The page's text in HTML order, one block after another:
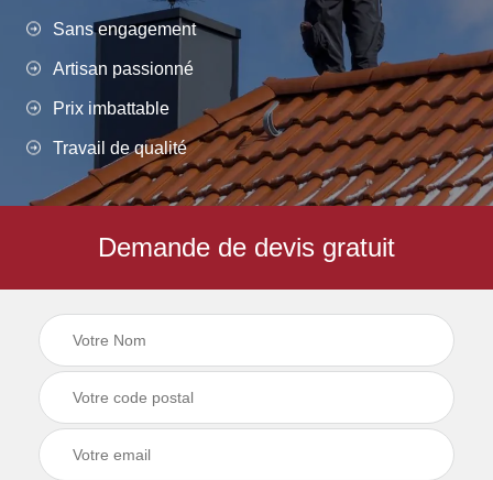
Sans engagement
Artisan passionné
Prix imbattable
Travail de qualité
Demande de devis gratuit